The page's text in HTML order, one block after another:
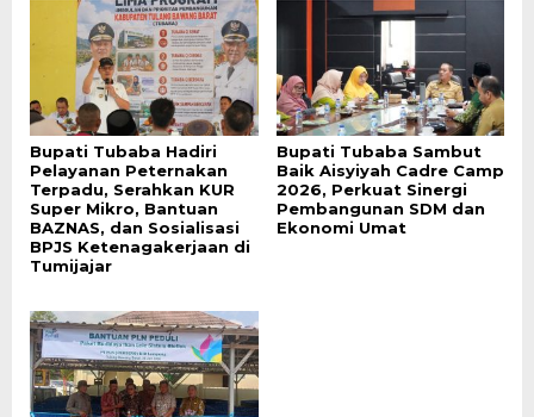
Bupati Tubaba Hadiri
Pelayanan Peternakan
Terpadu, Serahkan KUR
Super Mikro, Bantuan
BAZNAS, dan Sosialisasi
BPJS Ketenagakerjaan di
Tumijajar
Bupati Tubaba Sambut
Baik Aisyiyah Cadre Camp
2026, Perkuat Sinergi
Pembangunan SDM dan
Ekonomi Umat